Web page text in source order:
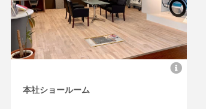
本社ショールーム